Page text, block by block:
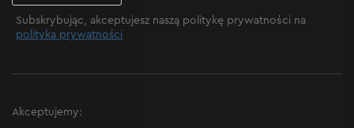
Subskrybując, akceptujesz naszą politykę prywatności na
polityka prywatności
Akceptujemy: